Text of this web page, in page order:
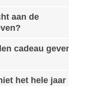
aan de
cadeau geven
het hele jaar